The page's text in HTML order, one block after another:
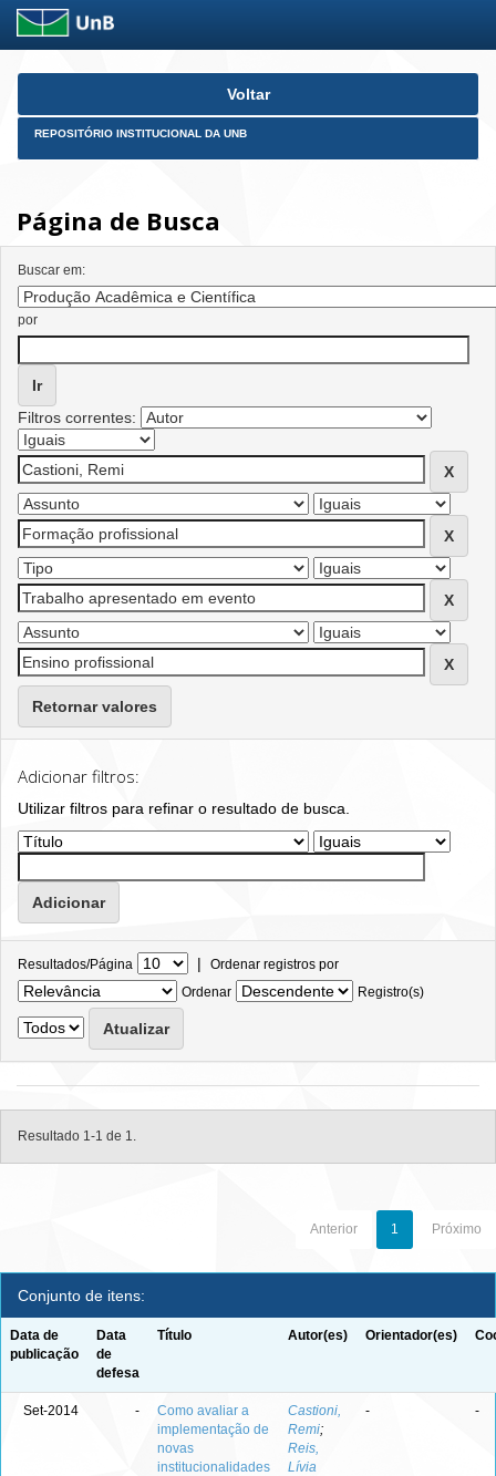
Skip
Voltar
REPOSITÓRIO INSTITUCIONAL DA UNB
Página de Busca
Buscar em:
por
Filtros correntes:
Retornar valores
Adicionar filtros:
Utilizar filtros para refinar o resultado de busca.
Resultados/Página | Ordenar registros por
Ordenar
Registro(s)
Resultado 1-1 de 1.
Anterior 1 Próximo
Conjunto de itens:
Data de
publicação
Data
de
defesa
Título Autor(es) Orientador(es)
Set-2014 -
Como avaliar a
implementação de
novas
institucionalidades
Castioni,
Remi;
Reis,
Lívia
- -